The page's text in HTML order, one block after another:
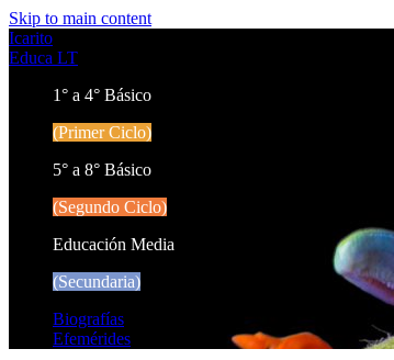
Skip to main content
Icarito
Educa LT
1° a 4° Básico
(Primer Ciclo)
5° a 8° Básico
(Segundo Ciclo)
Educación Media
(Secundaria)
Biografías
Efemérides